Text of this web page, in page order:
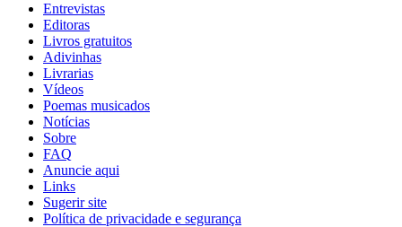
Entrevistas
Editoras
Livros gratuitos
Adivinhas
Livrarias
Vídeos
Poemas musicados
Notícias
Sobre
FAQ
Anuncie aqui
Links
Sugerir site
Política de privacidade e segurança